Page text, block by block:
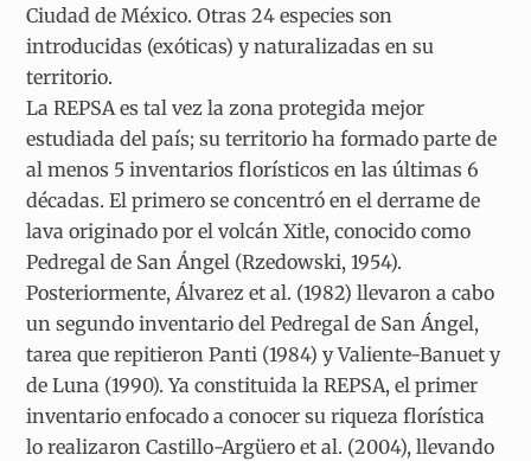
Ciudad de México. Otras 24 especies son
introducidas (exóticas) y naturalizadas en su
territorio.
La REPSA es tal vez la zona protegida mejor
estudiada del país; su territorio ha formado parte de
al menos 5 inventarios florísticos en las últimas 6
décadas. El primero se concentró en el derrame de
lava originado por el volcán Xitle, conocido como
Pedregal de San Ángel (Rzedowski, 1954).
Posteriormente, Álvarez et al. (1982) llevaron a cabo
un segundo inventario del Pedregal de San Ángel,
tarea que repitieron Panti (1984) y Valiente-Banuet y
de Luna (1990). Ya constituida la REPSA, el primer
inventario enfocado a conocer su riqueza florística
lo realizaron Castillo-Argüero et al. (2004), llevando